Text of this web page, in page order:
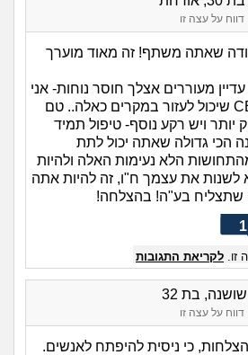
דווח על עצה זו
שאתה משתף! זה מאוד מוערך
מעוררים אצלך חוסר נוחות- אני
ממליצה על טיפול CBT שיכול לעזור במקרים כאלה.. טם
ויש רקע נוסף- טיפול תמיד
הכי גדולה שאתה יכול לתת
הלא נעימות האלה ולהיות
לשנות את עצמך ח"ו, זה להיות אתה
שתצליח בע"ה! בהצלחה!
1
זו. לקריאת התגובות
בת 32
דווח על עצה זו
כי ניסית להיפתח לאנשים.